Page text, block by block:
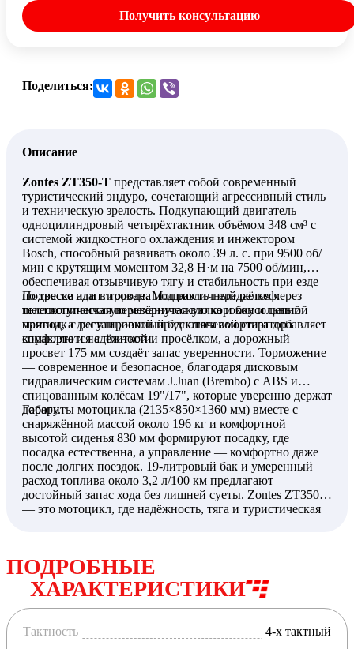
Получить консультацию
Поделиться:
Описание
Zontes ZT350-T представляет собой современный
туристический эндуро, сочетающий агрессивный стиль
и техническую зрелость. Подкупающий двигатель —
одноцилиндровый четырёхтактник объёмом 348 см³ с
системой жидкостного охлаждения и инжектором
Bosch, способный развивать около 39 л. с. при 9500 об/
мин с крутящим моментом 32,8 Н·м на 7500 об/мин,
обеспечивая отзывчивую тягу и стабильность при езде
по трассе или в городе. Мощность передаётся через
шестиступенчатую механическую коробку и цепной
привод, а дистанционный бесключевой старт добавляет
комфорта и надёжности.
Подвеска адаптирована под различный рельеф:
телескопическая перевёрнутая вилка и консольный
маятник с регулировкой преднатяга амортизатора
справляются с плиткой и просёлком, а дорожный
просвет 175 мм создаёт запас уверенности. Торможение
— современное и безопасное, благодаря дисковым
гидравлическим системам J.Juan (Brembo) с ABS и
спицованным колёсам 19"/17", которые уверенно держат
дорогу.
Габариты мотоцикла (2135×850×1360 мм) вместе с
снаряжённой массой около 196 кг и комфортной
высотой сиденья 830 мм формируют посадку, где
посадка естественна, а управление — комфортно даже
после долгих поездок. 19-литровый бак и умеренный
расход топлива около 3,2 л/100 км предлагают
достойный запас хода без лишней суеты. Zontes ZT350-T
— это мотоцикл, где надёжность, тяга и туристическая
ПОДРОБНЫЕ
ХАРАКТЕРИСТИКИ
Тактность
4-х тактный